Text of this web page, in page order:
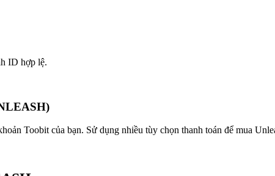
ID hợp lệ.
Toobit của bạn. Sử dụng nhiều tùy chọn thanh toán để mua